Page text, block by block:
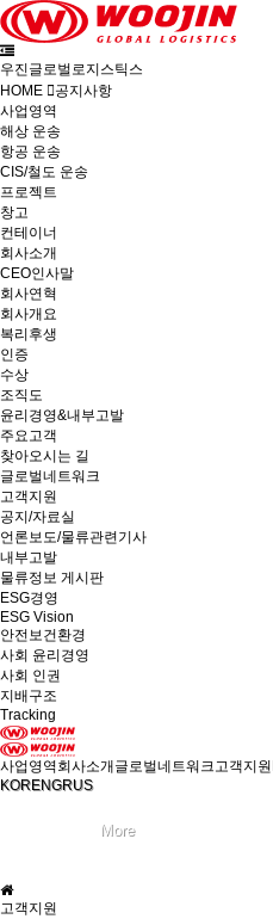
우진글로벌로지스틱스
HOME
공지사항
사업영역
해상 운송
항공 운송
CIS/철도 운송
프로젝트
창고
컨테이너
회사소개
CEO인사말
회사연혁
회사개요
복리후생
인증
수상
조직도
윤리경영&내부고발
주요고객
찾아오시는 길
글로벌네트워크
고객지원
공지/자료실
언론보도/물류관련기사
내부고발
물류정보 게시판
ESG경영
ESG Vision
안전보건환경
사회 윤리경영
사회 인권
지배구조
Tracking
사업영역 회사소개 글로벌네트워크고객지원
KORENGRUS
고객지원